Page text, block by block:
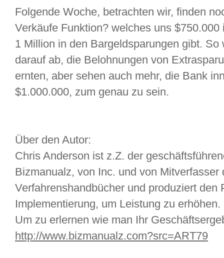
Folgende Woche, betrachten wir, finden
Verkäufe Funktion? welches uns
1 Million in den Bargeldsparungen gibt.
darauf ab, die Belohnungen von
ernten, aber sehen auch mehr, die Bank
$1.000.000, zum genau zu sein.
Über den Autor:
Chris Anderson ist z.Z. der
Bizmanualz, von Inc. und von Mitverfasser
Verfahrenshandbücher und produziert
Implementierung, um Leistung zu erhöhen.
Um zu erlernen wie man Ihr
http://www.bizmanualz.com?src=ART79